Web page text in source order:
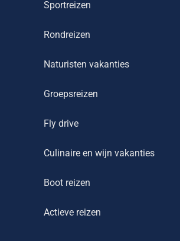
Sportreizen
Rondreizen
Naturisten vakanties
Groepsreizen
Fly drive
Culinaire en wijn vakanties
Boot reizen
Actieve reizen